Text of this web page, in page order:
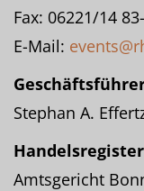
Fax: 06221/14
E-Mail:
Stephan A.
Amtsgericht